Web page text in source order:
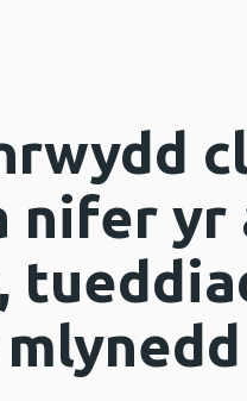
nifer yr